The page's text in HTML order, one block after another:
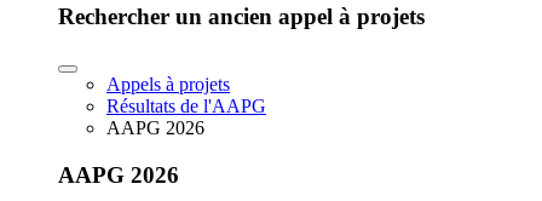
Rechercher un ancien appel à projets
Appels à projets
Résultats de l'AAPG
AAPG 2026
AAPG 2026